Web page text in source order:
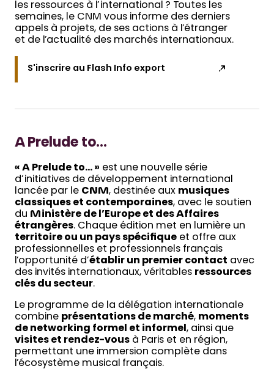
les ressources à l’international ? Toutes les
semaines, le CNM vous informe des derniers
appels à projets, de ses actions à l’étranger
et de l’actualité des marchés internationaux.
S'inscrire au Flash Info export
A Prelude to…
« A Prelude to… » est une nouvelle série
d’initiatives de développement international
lancée par le CNM, destinée aux musiques
classiques et contemporaines, avec le soutien
du Ministère de l’Europe et des Affaires
étrangères. Chaque édition met en lumière un
territoire ou un pays spécifique et offre aux
professionnelles et professionnels français
l’opportunité d’établir un premier contact avec
des invités internationaux, véritables ressources
clés du secteur.
Le programme de la délégation internationale
combine présentations de marché, moments
de networking formel et informel , ainsi que
visites et rendez-vous à Paris et en région,
permettant une immersion complète dans
l’écosystème musical français.